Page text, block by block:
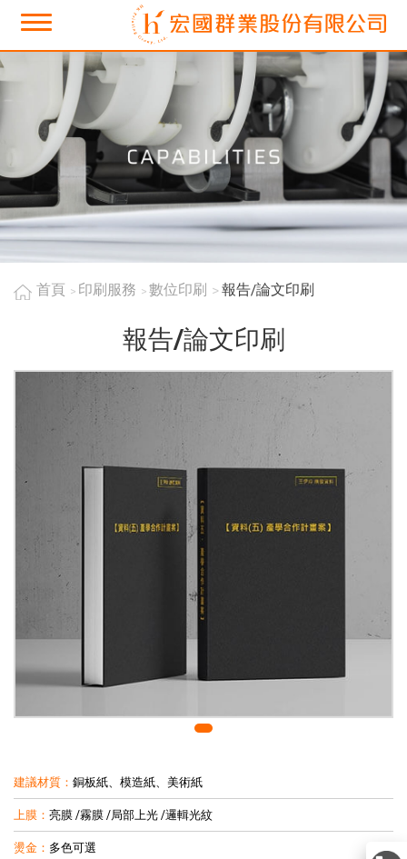
首頁 印刷服務 數位印刷 報告/論文印刷
報告/論文印刷
建議材質： 銅板紙、模造紙、美術紙
上膜： 亮膜 /霧膜 /局部上光 /邏輯光紋
燙金： 多色可選